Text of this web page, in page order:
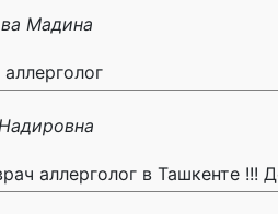
Мадина
аллерголог в Ташкенте !!!